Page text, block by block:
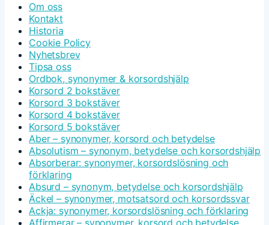
Om oss
Kontakt
Historia
Cookie Policy
Nyhetsbrev
Tipsa oss
Ordbok, synonymer & korsordshjälp
Korsord 2 bokstäver
Korsord 3 bokstäver
Korsord 4 bokstäver
Korsord 5 bokstäver
Aber – synonymer, korsord och betydelse
Absolutism – synonym, betydelse och korsordshjälp
Absorberar: synonymer, korsordslösning och
förklaring
Absurd – synonym, betydelse och korsordshjälp
Äckel – synonymer, motsatsord och korsordssvar
Ackja: synonymer, korsordslösning och förklaring